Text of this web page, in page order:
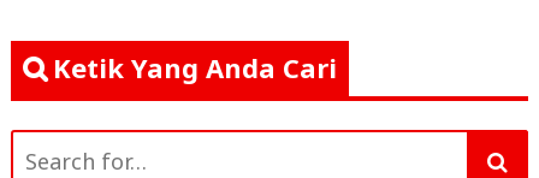
Ketik Yang Anda Cari